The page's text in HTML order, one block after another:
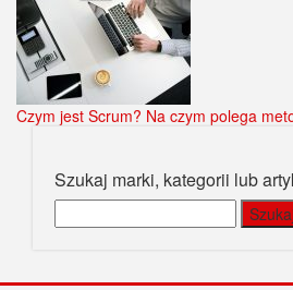
Czym jest Scrum? Na czym polega
Szukaj marki, kategorii lub